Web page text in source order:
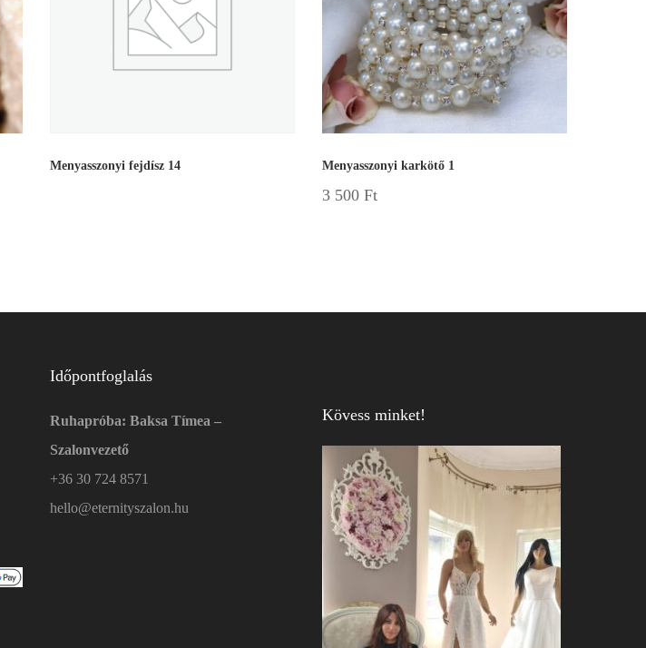
Menyasszonyi fejdísz 14 Menyasszonyi karkötő 1
3 500 Ft
Időpontfoglalás
Ruhapróba: Baksa Tímea –
Szalonvezető
+36 30 724 8571
hello@eternityszalon.hu
Kövess minket!